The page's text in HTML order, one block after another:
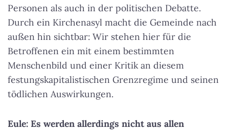
Personen als auch in der politischen Debatte.
Durch ein Kirchenasyl macht die Gemeinde nach
außen hin sichtbar: Wir stehen hier für die
Betroffenen ein mit einem bestimmten
Menschenbild und einer Kritik an diesem
festungskapitalistischen Grenzregime und seinen
tödlichen Auswirkungen.
Eule: Es werden allerdings nicht aus allen